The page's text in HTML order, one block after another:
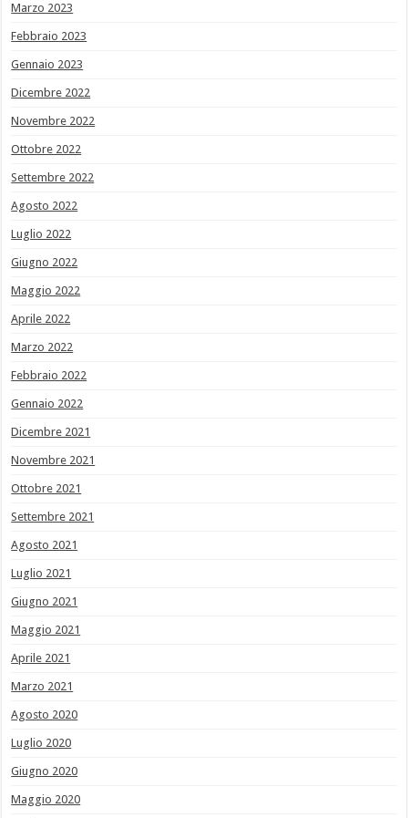
Marzo 2023
Febbraio 2023
Gennaio 2023
Dicembre 2022
Novembre 2022
Ottobre 2022
Settembre 2022
Agosto 2022
Luglio 2022
Giugno 2022
Maggio 2022
Aprile 2022
Marzo 2022
Febbraio 2022
Gennaio 2022
Dicembre 2021
Novembre 2021
Ottobre 2021
Settembre 2021
Agosto 2021
Luglio 2021
Giugno 2021
Maggio 2021
Aprile 2021
Marzo 2021
Agosto 2020
Luglio 2020
Giugno 2020
Maggio 2020